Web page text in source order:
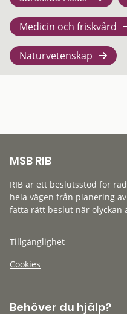
Medicin och friskvård
Naturvetenskap
MSB RIB
RIB är ett beslutsstöd för
hela vägen från planering
fatta rätt beslut när olyckan
Tillgänglighet
Cookies
Behöver du hjälp?